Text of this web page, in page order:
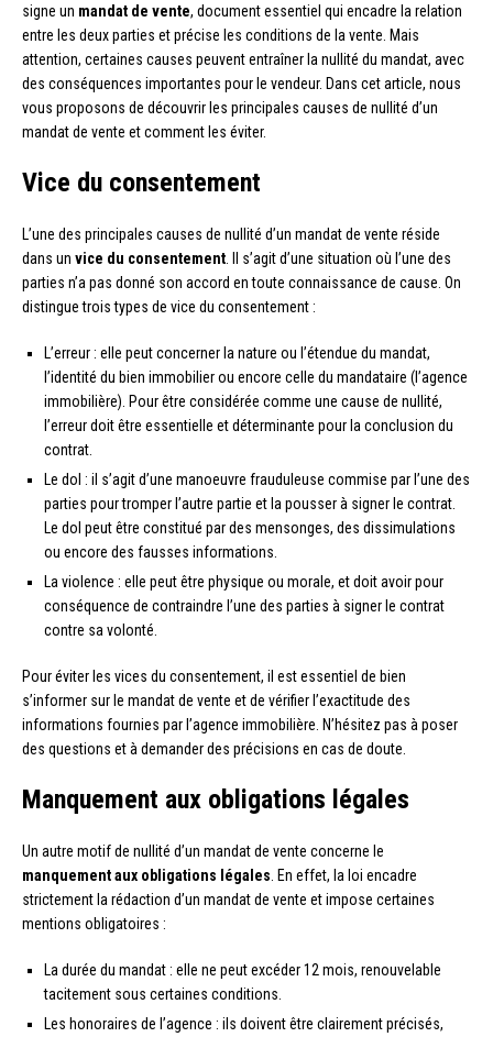
signe un mandat de vente, document essentiel qui encadre la relation
entre les deux parties et précise les conditions de la vente. Mais
attention, certaines causes peuvent entraîner la nullité du mandat, avec
des conséquences importantes pour le vendeur. Dans cet article, nous
vous proposons de découvrir les principales causes de nullité d’un
mandat de vente et comment les éviter.
Vice du consentement
L’une des principales causes de nullité d’un mandat de vente réside
dans un vice du consentement . Il s’agit d’une situation où l’une des
parties n’a pas donné son accord en toute connaissance de cause. On
distingue trois types de vice du consentement :
L’erreur : elle peut concerner la nature ou l’étendue du mandat,
l’identité du bien immobilier ou encore celle du mandataire (l’agence
immobilière). Pour être considérée comme une cause de nullité,
l’erreur doit être essentielle et déterminante pour la conclusion du
contrat.
Le dol : il s’agit d’une manoeuvre frauduleuse commise par l’une des
parties pour tromper l’autre partie et la pousser à signer le contrat.
Le dol peut être constitué par des mensonges, des dissimulations
ou encore des fausses informations.
La violence : elle peut être physique ou morale, et doit avoir pour
conséquence de contraindre l’une des parties à signer le contrat
contre sa volonté.
Pour éviter les vices du consentement, il est essentiel de bien
s’informer sur le mandat de vente et de vérifier l’exactitude des
informations fournies par l’agence immobilière. N’hésitez pas à poser
des questions et à demander des précisions en cas de doute.
Manquement aux obligations légales
Un autre motif de nullité d’un mandat de vente concerne le
manquement aux obligations légales . En effet, la loi encadre
strictement la rédaction d’un mandat de vente et impose certaines
mentions obligatoires :
La durée du mandat : elle ne peut excéder 12 mois, renouvelable
tacitement sous certaines conditions.
Les honoraires de l’agence : ils doivent être clairement précisés,